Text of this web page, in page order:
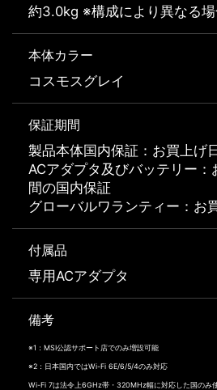
約3.0kg ※構成により異なる場
本体カラー
コスモスグレイ
保証期間
製品本体国内保証：お買上げ
ACアダプタ及びバッテリー：
間の国内保証
グローバルワランティー：お
付属品
専用ACアダプタ
備考
※1：MSI公認サポート店でのみ増設可能
※2：日本国内ではWi-Fi 6E/6/5/4のみ対応
Wi-Fi 7は法令上6GHz帯・320MHz幅に対応した国のみ